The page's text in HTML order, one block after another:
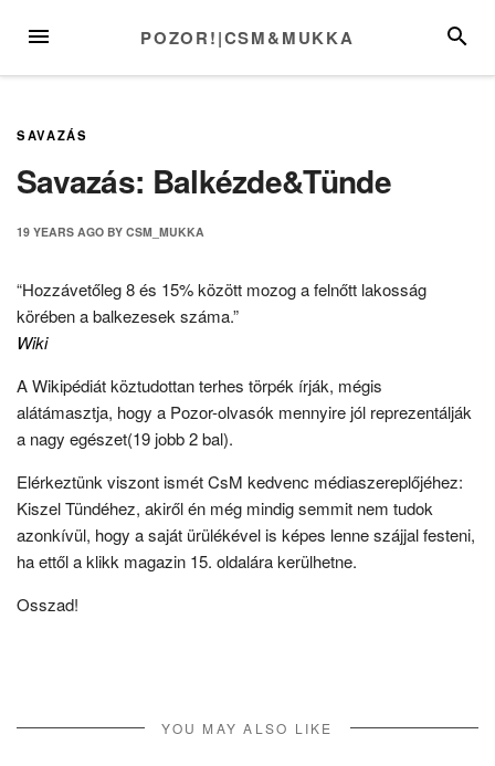
MENU POZOR!|CSM&MUKKA
SAVAZÁS
Savazás: Balkézde&Tünde
19 YEARS AGO BY CSM_MUKKA
“Hozzávetőleg 8 és 15% között mozog a felnőtt lakosság
körében a balkezesek száma.”
Wiki
A Wikipédiát köztudottan terhes törpék írják, mégis
alátámasztja, hogy a Pozor-olvasók mennyire jól reprezentálják
a nagy egészet(19 jobb 2 bal).
Elérkeztünk viszont ismét CsM kedvenc médiaszereplőjéhez:
Kiszel Tündéhez, akiről én még mindig semmit nem tudok
azonkívül, hogy a saját ürülékével is képes lenne szájjal festeni,
ha ettől a klikk magazin 15. oldalára kerülhetne.
Osszad!
YOU MAY ALSO LIKE